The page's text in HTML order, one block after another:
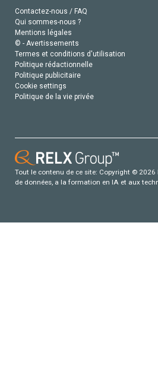
Contactez-nous / FAQ
Qui sommes-nous ?
Mentions légales
© - Avertissements
Termes et conditions d'utilisation
Politique rédactionnelle
Politique publicitaire
Cookie settings
Politique de la vie privée
Tout le contenu de ce site: Copyright ©
de données, a la formation en IA et aux